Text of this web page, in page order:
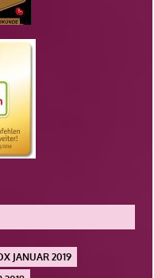
JANUAR 2019